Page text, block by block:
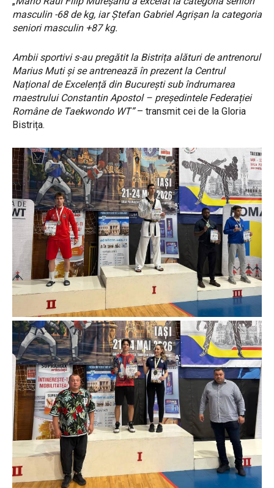
masculin -68 de kg, iar Ștefan Gabriel Agrișan la categoria
seniori masculin +87 kg.
Ambii sportivi s-au pregătit la Bistrița alături de antrenorul
Marius Muti și se antrenează în prezent la Centrul
Național de Excelență din București sub îndrumarea
maestrului Constantin Apostol – președintele Federației
Române de Taekwondo WT”– transmit cei de la Gloria
Bistrița.